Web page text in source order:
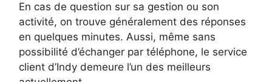
En cas de question sur sa gestion ou son
activité, on trouve généralement des réponses
en quelques minutes. Aussi, même sans
possibilité d’échanger par téléphone, le service
client d’Indy demeure l’un des meilleurs